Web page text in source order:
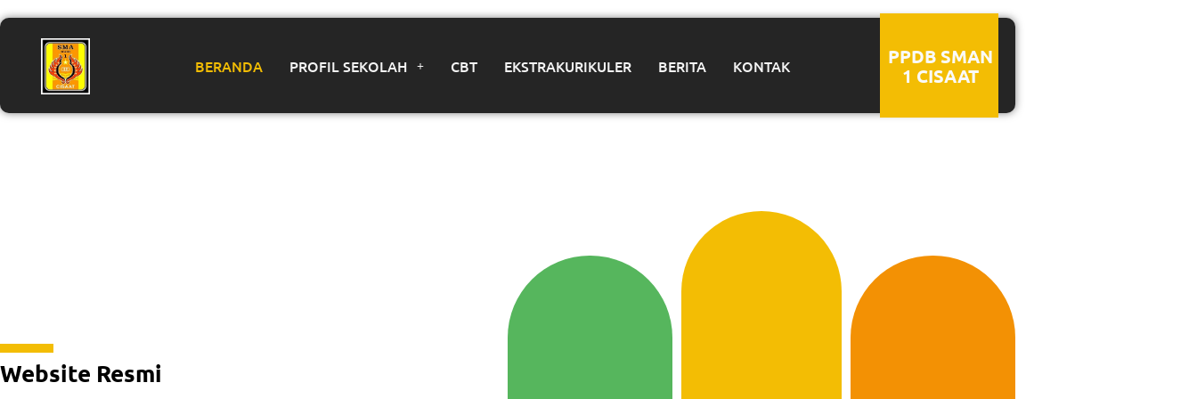
BERANDA PROFIL SEKOLAH CBT EKSTRAKURIKULER BERITA KONTAK
PPDB SMAN
1 CISAAT
Website Resmi